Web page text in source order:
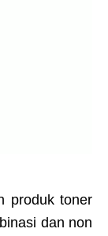
produk toner
dan non